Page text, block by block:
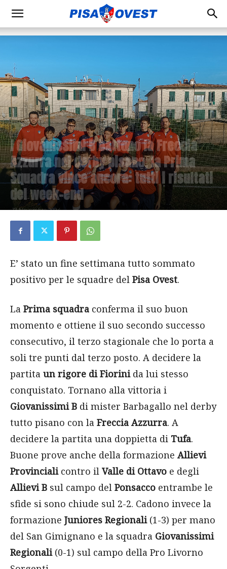
I Giovanissimi B battono la Freccia
Azzurra nel derby pisano, la Prima
Squadra vince ancora: tutti i risultati
del week-end
17 Novembre 2024
E’ stato un fine settimana tutto sommato
positivo per le squadre del Pisa Ovest.
La Prima squadra conferma il suo buon
momento e ottiene il suo secondo successo
consecutivo, il terzo stagionale che lo porta a
soli tre punti dal terzo posto. A decidere la
partita un rigore di Fiorinida lui stesso
conquistato. Tornano alla vittoria i
Giovanissimi B di mister Barbagallo nel derby
tutto pisano con la Freccia Azzurra. A
decidere la partita una doppietta di Tufa.
Buone prove anche della formazione Allievi
Provincialicontro il Valle di Ottavo e degli
Allievi B sul campo del Ponsacco entrambe le
sfide si sono chiude sul 2-2. Cadono invece la
formazione Juniores Regionali(1-3) per mano
del San Gimignano e la squadra Giovanissimi
Regionali(0-1) sul campo della Pro Livorno